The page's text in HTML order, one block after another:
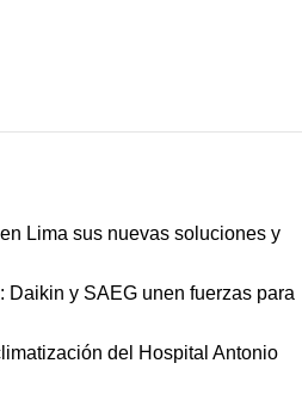
Lima sus nuevas soluciones y
Daikin y SAEG unen fuerzas para
del Hospital Antonio